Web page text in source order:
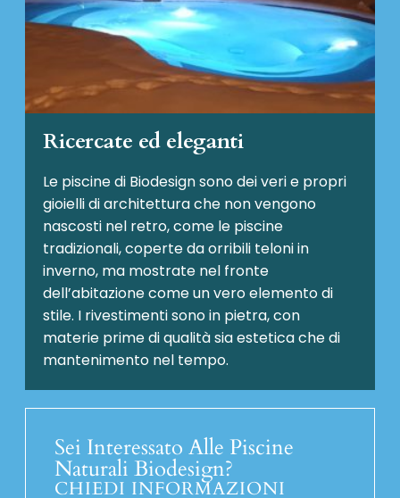
Ricercate ed eleganti
Le piscine di Biodesign sono dei veri e propri
gioielli di architettura che non vengono
nascosti nel retro, come le piscine
tradizionali, coperte da orribili teloni in
inverno, ma mostrate nel fronte
dell’abitazione come un vero elemento di
stile. I rivestimenti sono in pietra, con
materie prime di qualità sia estetica che di
mantenimento nel tempo.
Sei Interessato Alle Piscine
Naturali Biodesign?
CHIEDI INFORMAZIONI